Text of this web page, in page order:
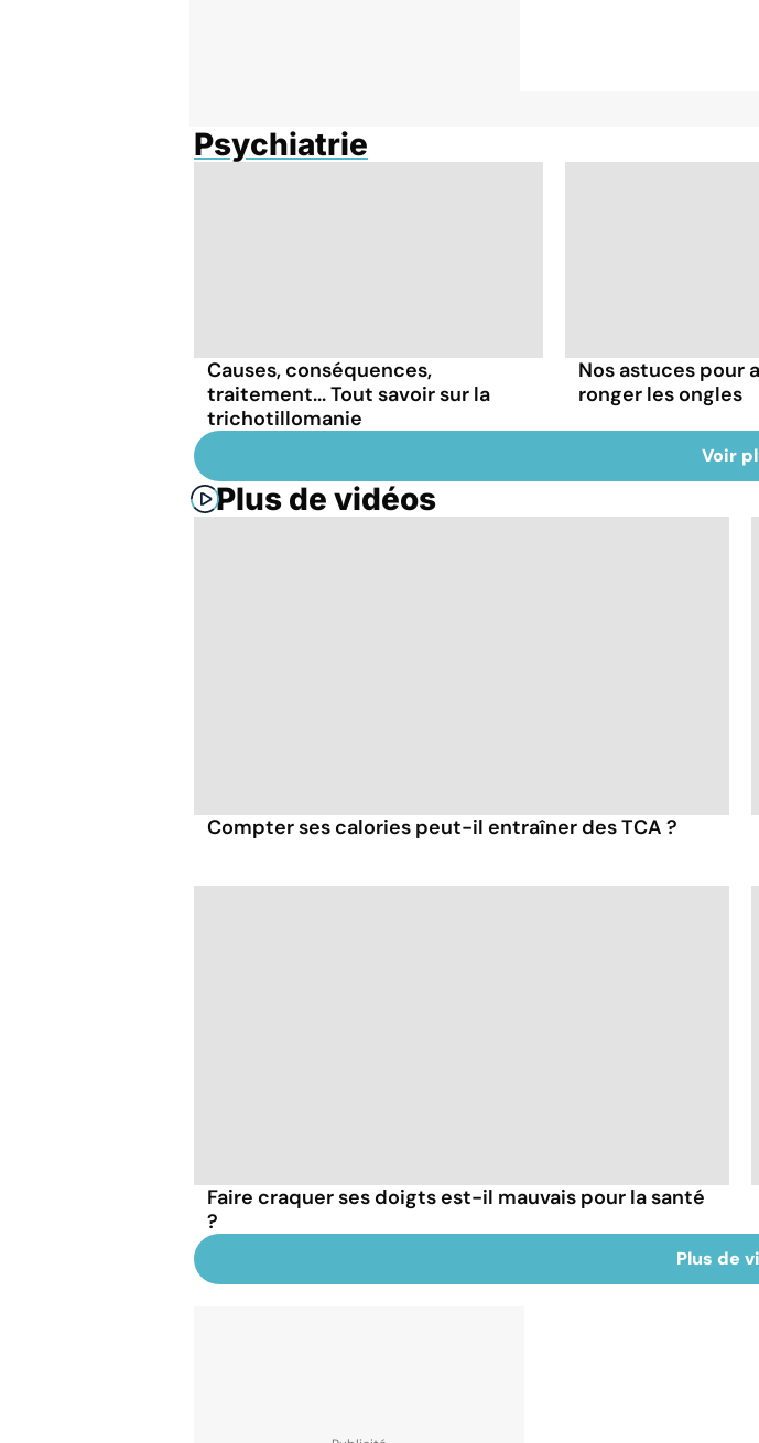
Psychiatrie
Causes, conséquences,
traitement... Tout savoir sur la
trichotillomanie
Nos astuces pour
ronger les ongles
Voir
Plus de vidéos
Compter ses calories peut-il entraîner des TCA ?
Faire craquer ses doigts est-il mauvais pour la santé
?
Plus de